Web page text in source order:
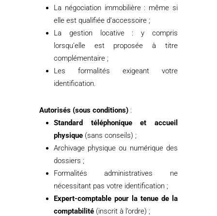
La négociation immobilière : même si
elle est qualifiée d’accessoire ;
La gestion locative : y compris
lorsqu’elle est proposée à titre
complémentaire ;
Les formalités exigeant votre
identification.
Autorisés (sous conditions):
Standard téléphonique et accueil
physique(sans conseils) ;
Archivage physique ou numérique des
dossiers ;
Formalités administratives ne
nécessitant pas votre identification ;
Expert-comptable pour la tenue de la
comptabilité(inscrit à l’ordre) ;